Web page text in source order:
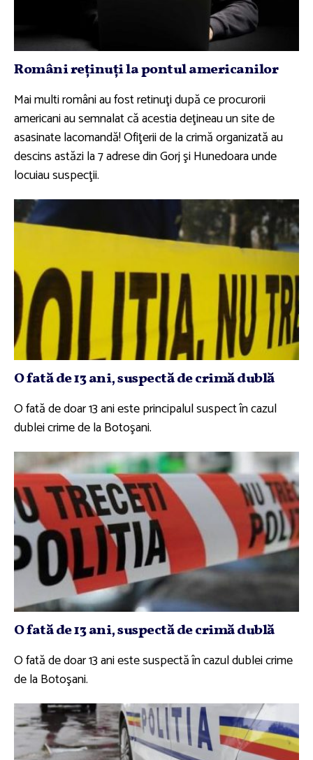
Români reţinuţi la pontul americanilor
Mai multi români au fost retinuţi după ce procurorii
americani au semnalat că acestia deţineau un site de
asasinate lacomandă! Ofiţerii de la crimă organizată au
descins astăzi la 7 adrese din Gorj şi Hunedoara unde
locuiau suspecţii.
O fată de 13 ani, suspectă de crimă dublă
O fată de doar 13 ani este principalul suspect în cazul
dublei crime de la Botoşani.
O fată de 13 ani, suspectă de crimă dublă
O fată de doar 13 ani este suspectă în cazul dublei crime
de la Botoşani.